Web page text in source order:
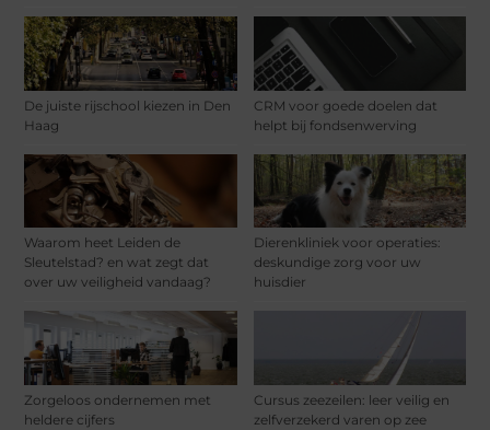
De juiste rijschool kiezen in Den
Haag
CRM voor goede doelen dat
helpt bij fondsenwerving
Waarom heet Leiden de
Sleutelstad? en wat zegt dat
over uw veiligheid vandaag?
Dierenkliniek voor operaties:
deskundige zorg voor uw
huisdier
Zorgeloos ondernemen met
heldere cijfers
Cursus zeezeilen: leer veilig en
zelfverzekerd varen op zee